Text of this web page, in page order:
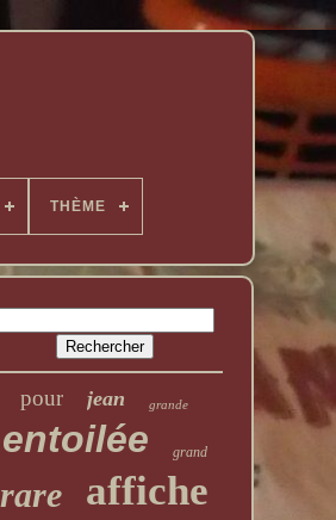
THÈME
pour jean grande
entoilée grand
rare affiche